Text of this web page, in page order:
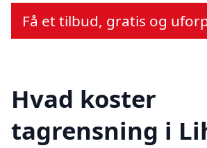
Få et tilbud, gratis og
Hvad koster
tagrensning i